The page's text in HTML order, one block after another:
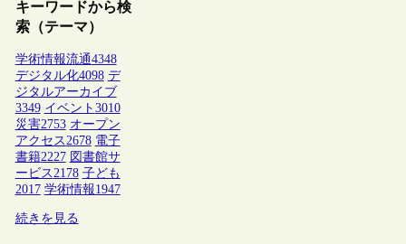
キーワードから検
索（テーマ）
学術情報流通4348
デジタル化4098 デ
ジタルアーカイブ
3349 イベント 3010
災害2753 オープン
アクセス2678 電子
書籍2227 図書館サ
ービス2178 子ども
2017 学術情報1947
続きを見る